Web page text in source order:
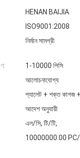
HENAN BAIJIA
ISO9001:2008
নির্মান সামগ্রী
1-10000 পিসি
আলোচনাযোগ্য
প্যালেট + শক্ত কাগজ +
আদেশ অনুযায়ী
এল/সি, টি/টি,
10000000.00 PC/